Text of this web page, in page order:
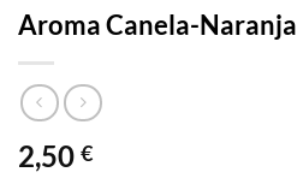
Aroma Canela-Naranja
2,50 €